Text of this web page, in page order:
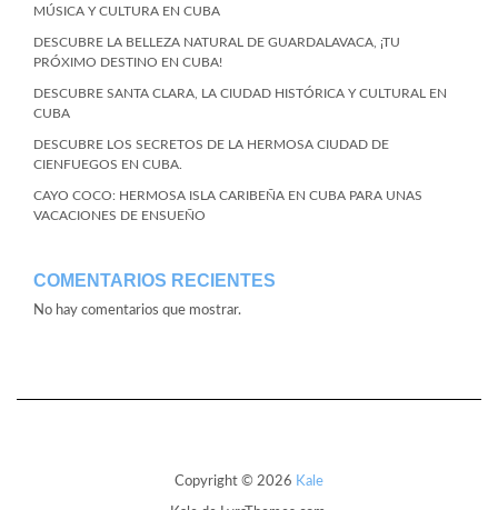
MÚSICA Y CULTURA EN CUBA
DESCUBRE LA BELLEZA NATURAL DE GUARDALAVACA, ¡TU
PRÓXIMO DESTINO EN CUBA!
DESCUBRE SANTA CLARA, LA CIUDAD HISTÓRICA Y CULTURAL EN
CUBA
DESCUBRE LOS SECRETOS DE LA HERMOSA CIUDAD DE
CIENFUEGOS EN CUBA.
CAYO COCO: HERMOSA ISLA CARIBEÑA EN CUBA PARA UNAS
VACACIONES DE ENSUEÑO
COMENTARIOS RECIENTES
No hay comentarios que mostrar.
Copyright © 2026 Kale